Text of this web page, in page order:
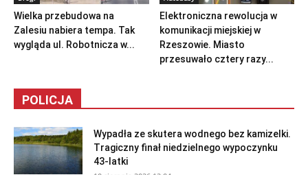
Wielka przebudowa na
Zalesiu nabiera tempa. Tak
wygląda ul. Robotnicza w...
Elektroniczna rewolucja w
komunikacji miejskiej w
Rzeszowie. Miasto
przesuwało cztery razy...
POLICJA
Wypadła ze skutera wodnego bez kamizelki.
Tragiczny finał niedzielnego wypoczynku
43-latki